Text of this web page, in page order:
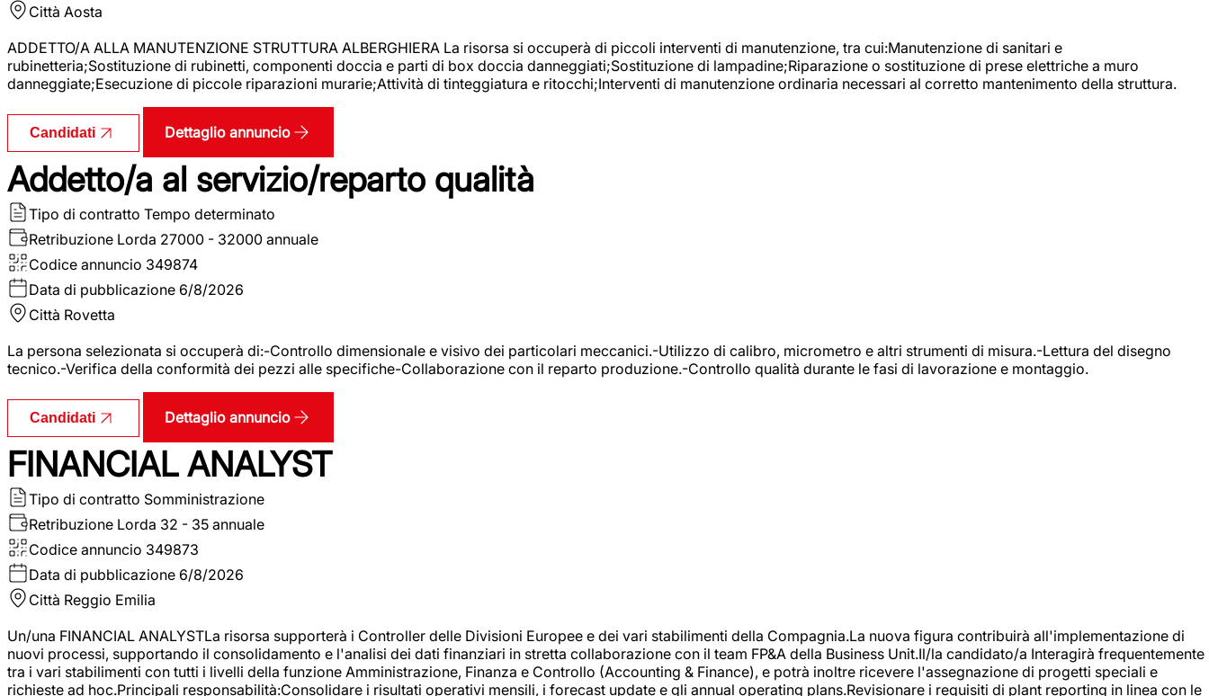
Città Aosta
ADDETTO/A ALLA MANUTENZIONE STRUTTURA ALBERGHIERA La risorsa si occuperà di piccoli interventi di manutenzione, tra cui:Manutenzione di sanitari e
rubinetteria;Sostituzione di rubinetti, componenti doccia e parti di box doccia danneggiati;Sostituzione di lampadine;Riparazione o sostituzione di prese elettriche a muro
danneggiate;Esecuzione di piccole riparazioni murarie;Attività di tinteggiatura e ritocchi;Interventi di manutenzione ordinaria necessari al corretto mantenimento della struttura.
Candidati Dettaglio annuncio
Addetto/a al servizio/reparto qualità
Tipo di contratto Tempo determinato
Retribuzione Lorda 27000 - 32000 annuale
Codice annuncio 349874
Data di pubblicazione 6/8/2026
Città Rovetta
La persona selezionata si occuperà di:-Controllo dimensionale e visivo dei particolari meccanici.-Utilizzo di calibro, micrometro e altri strumenti di misura.-Lettura del disegno
tecnico.-Verifica della conformità dei pezzi alle specifiche-Collaborazione con il reparto produzione.-Controllo qualità durante le fasi di lavorazione e montaggio.
Candidati Dettaglio annuncio
FINANCIAL ANALYST
Tipo di contratto Somministrazione
Retribuzione Lorda 32 - 35 annuale
Codice annuncio 349873
Data di pubblicazione 6/8/2026
Città Reggio Emilia
Un/una FINANCIAL ANALYSTLa risorsa supporterà i Controller delle Divisioni Europee e dei vari stabilimenti della Compagnia.La nuova figura contribuirà all'implementazione di
nuovi processi, supportando il consolidamento e l'analisi dei dati finanziari in stretta collaborazione con il team FP&A della Business Unit.Il/la candidato/a Interagirà frequentemente
tra i vari stabilimenti con tutti i livelli della funzione Amministrazione, Finanza e Controllo (Accounting & Finance), e potrà inoltre ricevere l'assegnazione di progetti speciali e
richieste ad hoc.Principali responsabilità:Consolidare i risultati operativi mensili, i forecast update e gli annual operating plans.Revisionare i requisiti di plant reporting in linea con le